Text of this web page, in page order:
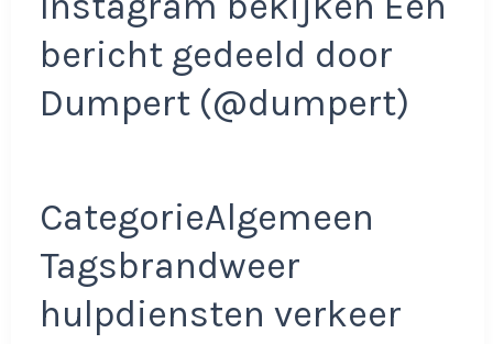
bericht gedeeld door
Dumpert (@dumpert)
CategorieAlgemeen
Tagsbrandweer
hulpdiensten verkeer